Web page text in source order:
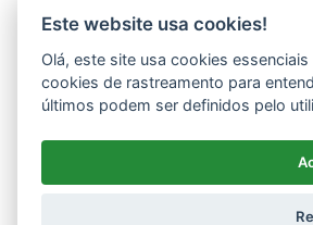
Este website usa cookies!
Olá, este site usa cookies
cookies de rastreamento para
últimos podem ser definidos pelo